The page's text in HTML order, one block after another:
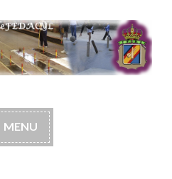
burgalesa
bolos
MENU